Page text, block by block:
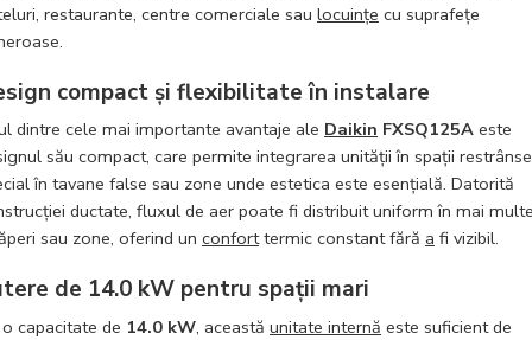
restaurante, centre comerciale sau locuințe cu suprafețe
compact și flexibilitate în instalare
dintre cele mai importante avantaje ale Daikin FXSQ125A este
său compact, care permite integrarea unității în spații
în tavane false sau zone unde estetica este esențială. Datorită
ductate, fluxul de aer poate fi distribuit uniform în mai
sau zone, oferind un conforttermic constant fără a fi vizibil.
de 14.0 kW pentru spații mari
capacitate de 14.0 kW, această unitate internă este suficient de